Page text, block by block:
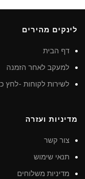
לינקים מהירים
דף הבית
למעקב לאחר הזמנה
לשירות לקוחות -לחץ
מדיניות ועזרה
צור קשר
תנאי שימוש
מדיניות משלוחים